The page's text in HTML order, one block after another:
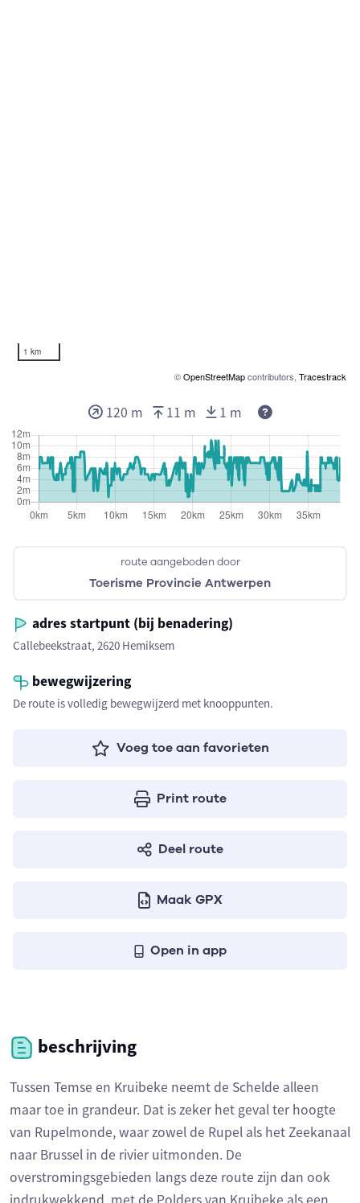
1 km
©OpenStreetMapcontributors, Tracestrack
route aangeboden door
Toerisme Provincie Antwerpen
adres startpunt (bij benadering)
Callebeekstraat, 2620 Hemiksem
bewegwijzering
De route is volledig bewegwijzerd met knooppunten.
Voeg toe aan favorieten
Print route
Deel route
Maak GPX
Open in app
120 m 11 m 1 m
beschrijving
Tussen Temse en Kruibeke neemt de Schelde alleen
maar toe in grandeur. Dat is zeker het geval ter hoogte
van Rupelmonde, waar zowel de Rupel als het Zeekanaal
naar Brussel in de rivier uitmonden. De
overstromingsgebieden langs deze route zijn dan ook